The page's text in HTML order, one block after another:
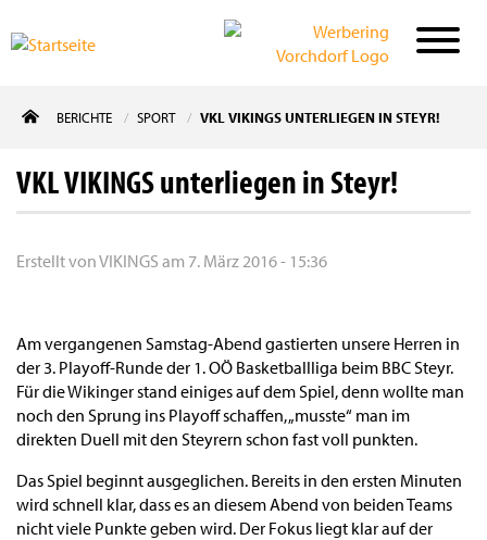
zum
BERICHTE SPORT VKL VIKINGS UNTERLIEGEN IN STEYR!
VKL VIKINGS unterliegen in Steyr!
Erstellt vonVIKINGS am 7. März 2016 - 15:36
Am vergangenen Samstag-Abend gastierten unsere Herren in
der 3. Playoff-Runde der 1. OÖ Basketballliga beim BBC Steyr.
Für die Wikinger stand einiges auf dem Spiel, denn wollte man
noch den Sprung ins Playoff schaffen, „musste“ man im
direkten Duell mit den Steyrern schon fast voll punkten.
Das Spiel beginnt ausgeglichen. Bereits in den ersten Minuten
wird schnell klar, dass es an diesem Abend von beiden Teams
nicht viele Punkte geben wird. Der Fokus liegt klar auf der